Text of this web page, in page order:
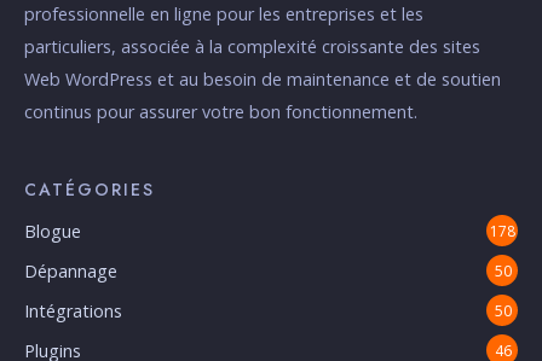
professionnelle en ligne pour les entreprises et les
particuliers, associée à la complexité croissante des sites
Web WordPress et au besoin de maintenance et de soutien
continus pour assurer votre bon fonctionnement.
CATÉGORIES
Blogue 178
Dépannage 50
Intégrations 50
Plugins 46